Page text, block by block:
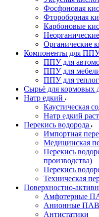
Фосфоновая
Фтороборная
Карбоновые
Органические
Компоненты для ППУ
ППУ для
ППУ для
ППУ для
Сырьё для кормовых
Натр едкий
Каустическая
Натр едкий
Перекись водорода
Импортная
Медицинская
Перекись
производства)
Перекись
Техническая
Поверхностно-
Амфотерные
Анионные ПАВ
Антистатики